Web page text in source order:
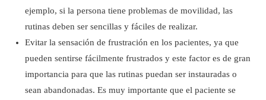
ejemplo, si la persona tiene problemas de movilidad, las
rutinas deben ser sencillas y fáciles de realizar.
Evitar la sensación de frustración en los pacientes, ya que
pueden sentirse fácilmente frustrados y este factor es de gran
importancia para que las rutinas puedan ser instauradas o
sean abandonadas. Es muy importante que el paciente se